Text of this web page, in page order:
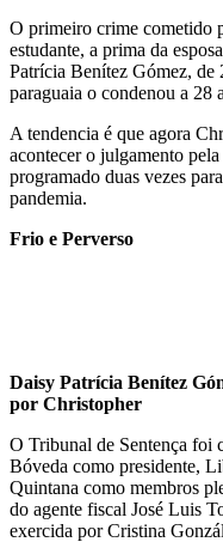
O primeiro crime cometido
estudante, a prima da
Patrícia Benítez Gómez, de
paraguaia o condenou a 28
A tendencia é que agora
acontecer o julgamento
programado duas vezes
pandemia.
Frio e Perverso
Daisy Patrícia Benítez
por Christopher
O Tribunal de Sentença foi
Bóveda como presidente,
Quintana como membros
do agente fiscal José Luis
exercida por Cristina